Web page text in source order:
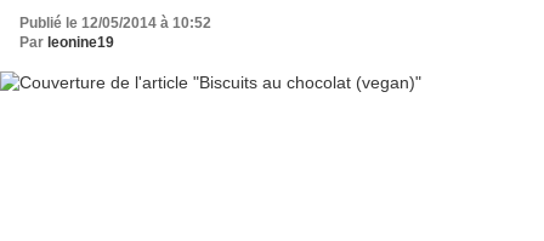
Publié le 12/05/2014 à 10:52
Par leonine19